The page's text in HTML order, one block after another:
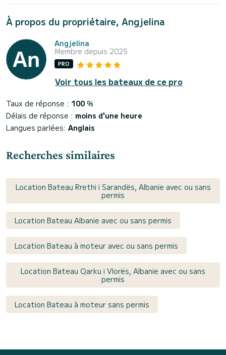
À propos du propriétaire, Angjelina
Angjelina
Membre depuis 2025
PRO
Voir tous les bateaux de ce pro
Taux de réponse : 100 %
Délais de réponse : moins d'une heure
Langues parlées: Anglais
Recherches similaires
Location Bateau Rrethi i Sarandës, Albanie avec ou sans
permis
Location Bateau Albanie avec ou sans permis
Location Bateau à moteur avec ou sans permis
Location Bateau Qarku i Vlorës, Albanie avec ou sans
permis
Location Bateau à moteur sans permis